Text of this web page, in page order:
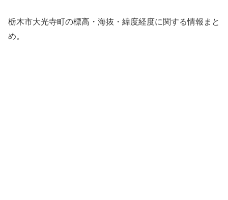
栃木市大光寺町の標高・海抜・緯度経度に関する情報まと
め。